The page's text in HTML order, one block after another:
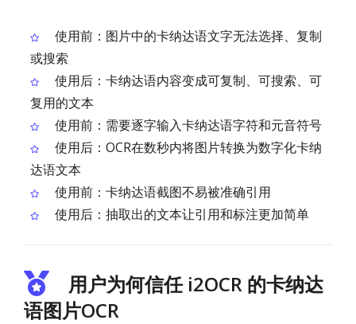
使用前：图片中的卡纳达语文字无法选择、复制
或搜索
使用后：卡纳达语内容变成可复制、可搜索、可
复用的文本
使用前：需要逐字输入卡纳达语字符和元音符号
使用后：OCR在数秒内将图片转换为数字化卡纳
达语文本
使用前：卡纳达语截图不易被准确引用
使用后：抽取出的文本让引用和标注更加简单
用户为何信任 i2OCR 的卡纳达
语图片OCR